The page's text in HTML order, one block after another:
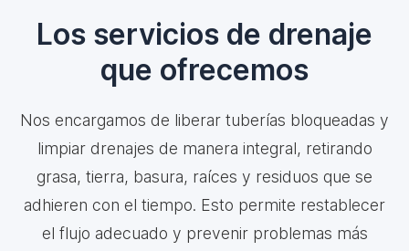
Los servicios de drenaje
que ofrecemos
Nos encargamos de liberar tuberías bloqueadas y
limpiar drenajes de manera integral, retirando
grasa, tierra, basura, raíces y residuos que se
adhieren con el tiempo. Esto permite restablecer
el flujo adecuado y prevenir problemas más